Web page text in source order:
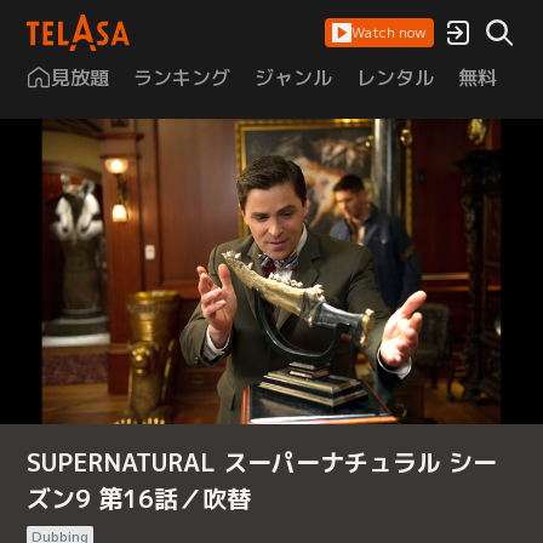
Watch now
見放題 ランキング ジャンル レンタル 無料
SUPERNATURAL スーパーナチュラル シー
ズン9 第16話／吹替
Dubbing